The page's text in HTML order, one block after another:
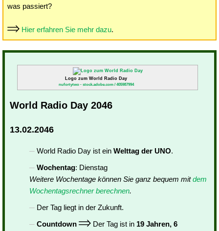
was passiert?
Hier erfahren Sie mehr dazu.
Logo zum World Radio Day
nufortytwo - stock.adobe.com / 405987994
World Radio Day 2046
13.02.2046
World Radio Day ist ein Welttag der UNO.
Wochentag: Dienstag
Weitere Wochentage können Sie ganz bequem mitdem
Wochentagsrechner berechnen.
Der Tag liegt in der Zukunft.
Countdown
Der Tag ist in 19 Jahren, 6